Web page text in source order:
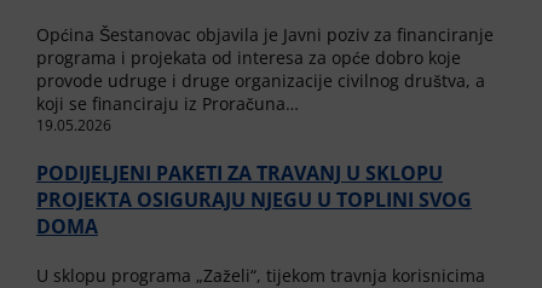
Općina Šestanovac objavila je Javni poziv za financiranje
programa i projekata od interesa za opće dobro koje
provode udruge i druge organizacije civilnog društva, a
koji se financiraju iz Proračuna…
19.05.2026
PODIJELJENI PAKETI ZA TRAVANJ U SKLOPU
PROJEKTA OSIGURAJU NJEGU U TOPLINI SVOG
DOMA
U sklopu programa „Zaželi“, tijekom travnja korisnicima